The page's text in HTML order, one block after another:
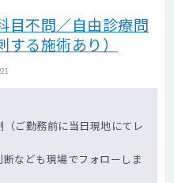
目不問／自由診療問
る施術あり）
ご勤務前に当日現地にてレ
なども現場でフォローしま